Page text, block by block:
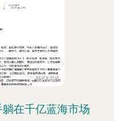
躺在千亿蓝海市场